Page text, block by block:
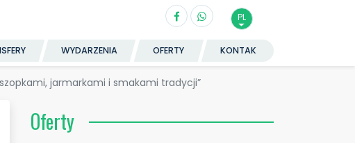
PL
WYDARZENIA OFERTY KONTAK
jarmarkami i smakami tradycji”
Oferty